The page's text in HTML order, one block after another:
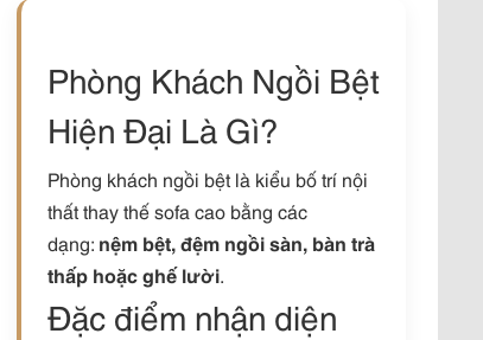
Phòng Khách Ngồi Bệt
Hiện Đại Là Gì?
Phòng khách ngồi bệt là kiểu bố trí nội
thất thay thế sofa cao bằng các
dạng: nệm bệt, đệm ngồi sàn, bàn trà
thấp hoặc ghế lười.
Đặc điểm nhận diện